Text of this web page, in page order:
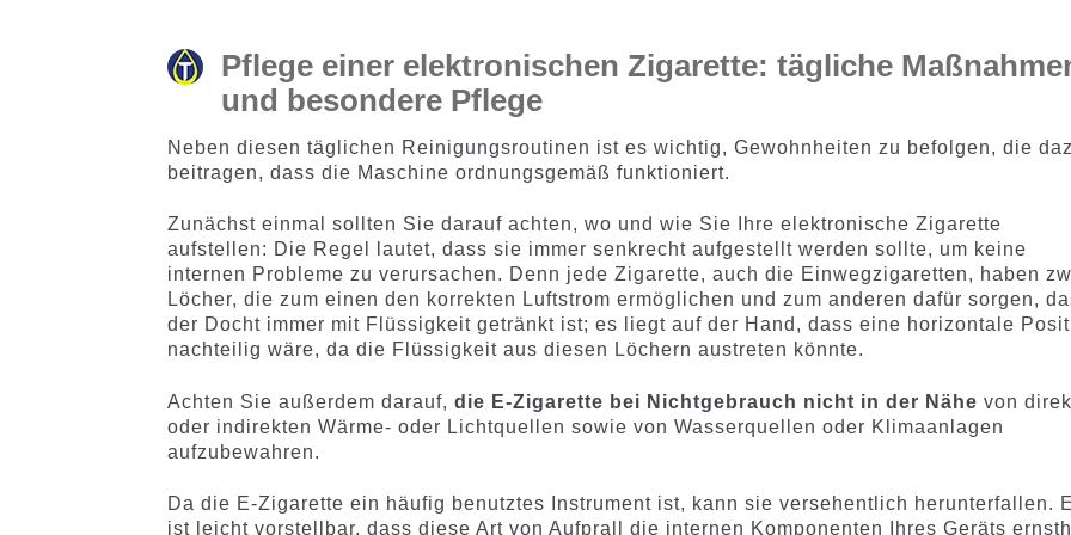
Pflege einer elektronischen Zigarette: tägliche
und besondere Pflege
Neben diesen täglichen Reinigungsroutinen ist es wichtig, Gewohnheiten zu befolgen, die
beitragen, dass die Maschine ordnungsgemäß funktioniert.
Zunächst einmal sollten Sie darauf achten, wo und wie Sie Ihre elektronische Zigarette
aufstellen: Die Regel lautet, dass sie immer senkrecht aufgestellt werden sollte, um keine
internen Probleme zu verursachen. Denn jede Zigarette, auch die Einwegzigaretten, haben
Löcher, die zum einen den korrekten Luftstrom ermöglichen und zum anderen dafür sorgen,
der Docht immer mit Flüssigkeit getränkt ist; es liegt auf der Hand, dass eine horizontale
nachteilig wäre, da die Flüssigkeit aus diesen Löchern austreten könnte.
Achten Sie außerdem darauf,die E-Zigarette bei Nichtgebrauch nicht in der Nähe von
oder indirekten Wärme- oder Lichtquellen sowie von Wasserquellen oder Klimaanlagen
aufzubewahren.
Da die E-Zigarette ein häufig benutztes Instrument ist, kann sie versehentlich herunterfallen.
ist leicht vorstellbar, dass diese Art von Aufprall die internen Komponenten Ihres Geräts